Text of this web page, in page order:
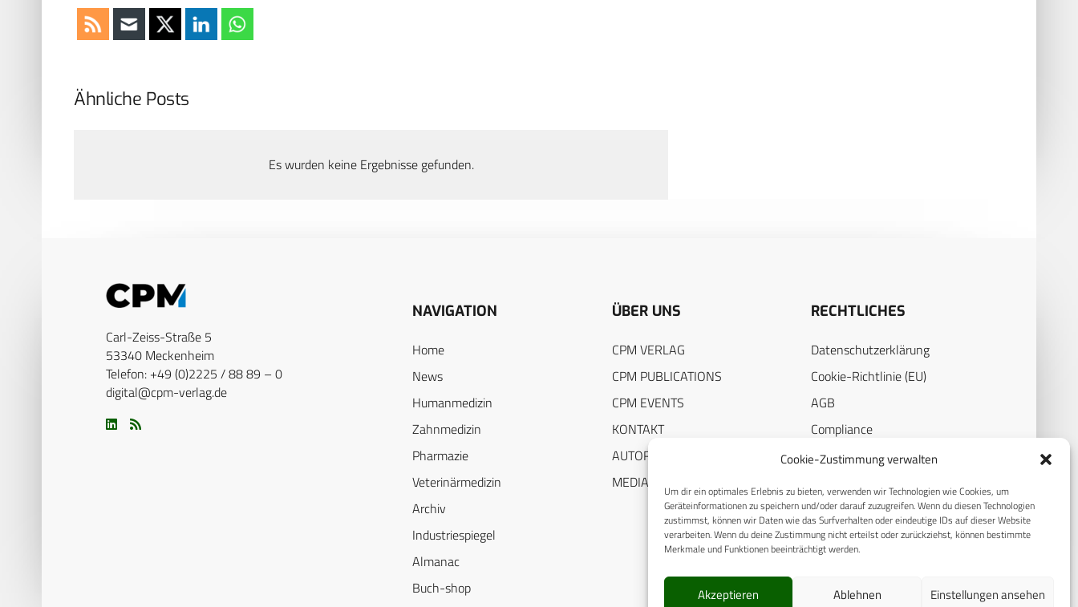
Cookie-Zustimmung verwalten
Um dir ein optimales Erlebnis zu bieten, verwenden wir Technologien wie Cookies, um
Geräteinformationen zu speichern und/oder darauf zuzugreifen. Wenn du diesen Technologien
zustimmst, können wir Daten wie das Surfverhalten oder eindeutige IDs auf dieser Website
verarbeiten. Wenn du deine Zustimmung nicht erteilst oder zurückziehst, können bestimmte
Merkmale und Funktionen beeinträchtigt werden.
Akzeptieren Ablehnen Einstellungen ansehen
Ähnliche Posts
Es wurden keine Ergebnisse gefunden.
Carl-Zeiss-Straße 5
53340 Meckenheim
Telefon: +49 (0)2225 / 88 89 – 0
digital@cpm-verlag.de
NAVIGATION
Home
News
Humanmedizin
Zahnmedizin
Pharmazie
Veterinärmedizin
Archiv
Industriespiegel
Almanac
Buch-shop
ÜBER UNS
CPM VERLAG
CPM PUBLICATIONS
CPM EVENTS
KONTAKT
AUTORENHINWEISE
MEDIADATEN
RECHTLICHES
Datenschutzerklärung
Cookie-Richtlinie (EU)
AGB
Compliance
Impressum